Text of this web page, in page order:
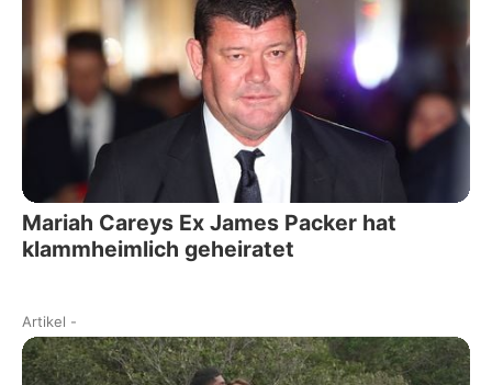
Mariah Careys Ex James Packer hat
klammheimlich geheiratet
Artikel -